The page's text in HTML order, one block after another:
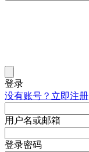
登录
没有账号？立即注册
用户名或邮箱
登录密码